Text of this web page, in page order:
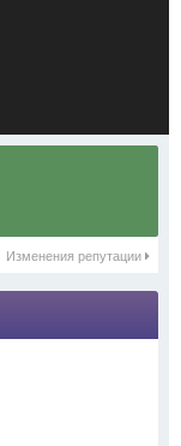
Изменения репутации